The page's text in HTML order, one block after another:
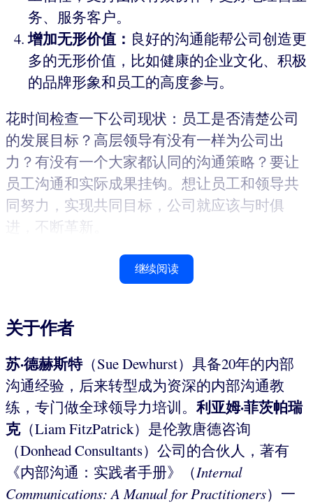
务、服务客户。
增加无形价值： 良好的沟通能帮公司创造更
多的无形价值，比如健康的企业文化、积极
的品牌形象和员工的高度参与。
花时间检查一下公司现状：员工是否清楚公司
的发展目标？高层领导有没有一样为公司出
力？有没有一个大家都认同的沟通策略？要让
员工沟通和实际成果挂钩。想让员工和领导共
同努力，实现共同目标，公司就应该与时俱
进，不断革新。
继续阅读
关于作者
苏·德赫斯特（Sue Dewhurst）具备20年的内部
沟通经验，后来转型成为资深的内部沟通教
练，专门做全球领导力培训。利亚姆·菲茨帕瑞
克（Liam FitzPatrick）是伦敦唐德咨询
（Donhead Consultants）公司的合伙人，著有
《内部沟通：实践者手册》（Internal
Communications: A Manual for Practitioners）一